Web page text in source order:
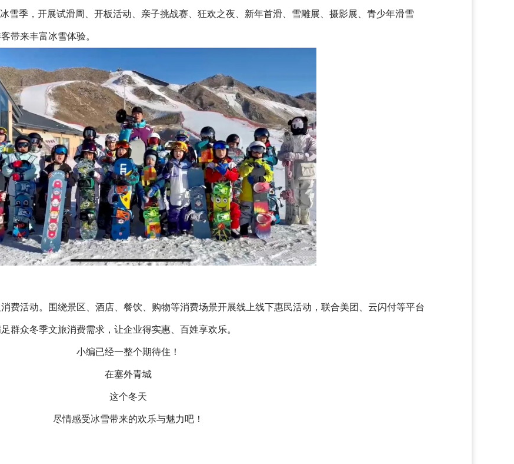
雪季，开展试滑周、开板活动、亲子挑战赛、狂欢之夜、新年首滑、雪雕展、摄影展、青少年滑雪
带来丰富冰雪体验。
费活动。围绕景区、酒店、餐饮、购物等消费场景开展线上线下惠民活动，联合美团、云闪付等平台
群众冬季文旅消费需求，让企业得实惠、百姓享欢乐。
小编已经一整个期待住！
在塞外青城
这个冬天
尽情感受冰雪带来的欢乐与魅力吧！